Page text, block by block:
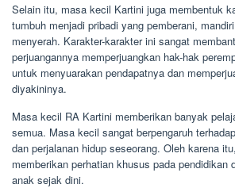
Selain itu, masa kecil Kartini juga membentuk
tumbuh menjadi pribadi yang pemberani,
menyerah. Karakter-karakter ini sangat
perjuangannya memperjuangkan hak-hak
untuk menyuarakan pendapatnya dan
diyakininya.
Masa kecil RA Kartini memberikan banyak
semua. Masa kecil sangat berpengaruh
dan perjalanan hidup seseorang. Oleh karena
memberikan perhatian khusus pada pendidikan
anak sejak dini.